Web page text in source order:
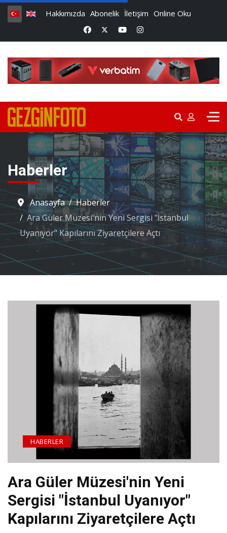
Hakkımızda Abonelik İletişim Online Oku
Haberler
Anasayfa
Haberler
Ara Güler Müzesi'nin Yeni Sergisi "İstanbul
Uyanıyor" Kapılarını Ziyaretçilere Açtı
Ara Güler Müzesi'nin Yeni
Sergisi "İstanbul Uyanıyor"
Kapılarını Ziyaretçilere Açtı
HABERLER